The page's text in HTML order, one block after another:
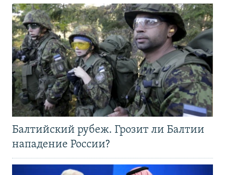
Балтийский рубеж. Грозит ли Балтии
нападение России?